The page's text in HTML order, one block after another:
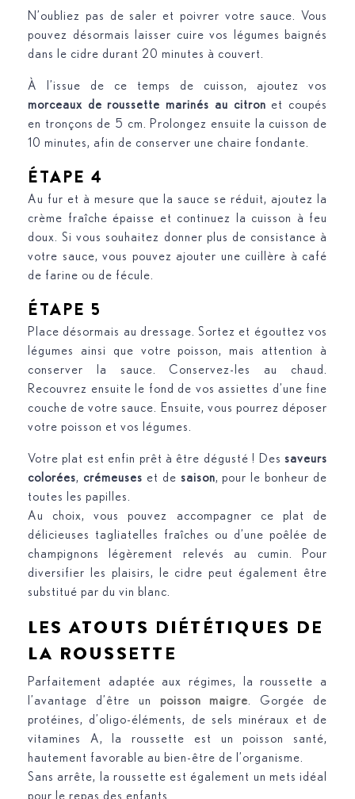
N’oubliez pas de saler et poivrer votre sauce. Vous
pouvez désormais laisser cuire vos légumes baignés
dans le cidre durant 20 minutes à couvert.
À l’issue de ce temps de cuisson, ajoutez vos
morceaux de roussette marinés au citron et coupés
en tronçons de 5 cm. Prolongez ensuite la cuisson de
10 minutes, afin de conserver une chaire fondante.
ÉTAPE 4
Au fur et à mesure que la sauce se réduit, ajoutez la
crème fraîche épaisse et continuez la cuisson à feu
doux. Si vous souhaitez donner plus de consistance à
votre sauce, vous pouvez ajouter une cuillère à café
de farine ou de fécule.
ÉTAPE 5
Place désormais au dressage. Sortez et égouttez vos
légumes ainsi que votre poisson, mais attention à
conserver la sauce. Conservez-les au chaud.
Recouvrez ensuite le fond de vos assiettes d’une fine
couche de votre sauce. Ensuite, vous pourrez déposer
votre poisson et vos légumes.
Votre plat est enfin prêt à être dégusté ! Des saveurs
colorées, crémeuses et de saison, pour le bonheur de
toutes les papilles.
Au choix, vous pouvez accompagner ce plat de
délicieuses tagliatelles fraîches ou d’une poêlée de
champignons légèrement relevés au cumin. Pour
diversifier les plaisirs, le cidre peut également être
substitué par du vin blanc.
LES ATOUTS DIÉTÉTIQUES DE
LA ROUSSETTE
Parfaitement adaptée aux régimes, la roussette a
l’avantage d’être un poisson maigre . Gorgée de
protéines, d’oligo-éléments, de sels minéraux et de
vitamines A, la roussette est un poisson santé,
hautement favorable au bien-être de l’organisme.
Sans arrête, la roussette est également un mets idéal
pour le repas des enfants.